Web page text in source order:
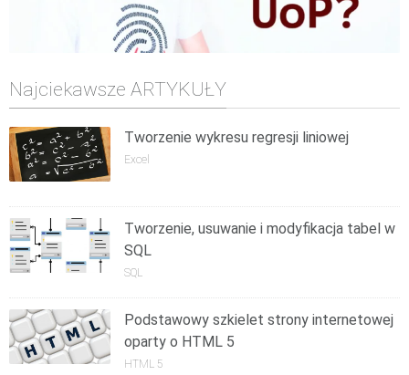
Najciekawsze ARTYKUŁY
Tworzenie wykresu regresji liniowej
Excel
Tworzenie, usuwanie i modyfikacja tabel w
SQL
SQL
Podstawowy szkielet strony internetowej
oparty o HTML 5
HTML 5